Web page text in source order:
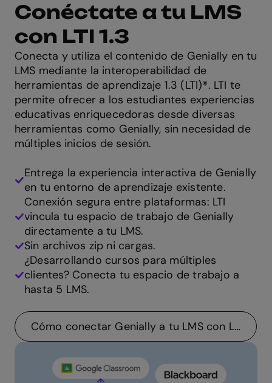
Conéctate a tu LMS
con LTI 1.3
Conecta y utiliza el contenido de Genially en tu
LMS mediante la interoperabilidad de
herramientas de aprendizaje 1.3 (LTI)®. LTI te
permite ofrecer a los estudiantes experiencias
educativas enriquecedoras desde diversas
herramientas como Genially, sin necesidad de
múltiples inicios de sesión.
Entrega la experiencia interactiva de Genially
en tu entorno de aprendizaje existente.
Conexión segura entre plataformas: LTI
vincula tu espacio de trabajo de Genially
directamente a tu LMS.
Sin archivos zip ni cargas.
¿Desarrollando cursos para múltiples
clientes? Conecta tu espacio de trabajo a
hasta 5 LMS.
Cómo conectar Genially a tu LMS con LTI 1.3